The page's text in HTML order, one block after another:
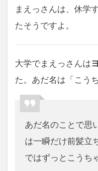
まえっさんは、休学
たそうですよ。
大学でまえっさんは
た。あだ名は「こう
あだ名のことで思
は一瞬だけ前髪立
ではずっとこうち